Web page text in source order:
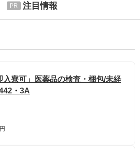
注目情報
入寮可」医薬品の検査・梱包/未経
・3A